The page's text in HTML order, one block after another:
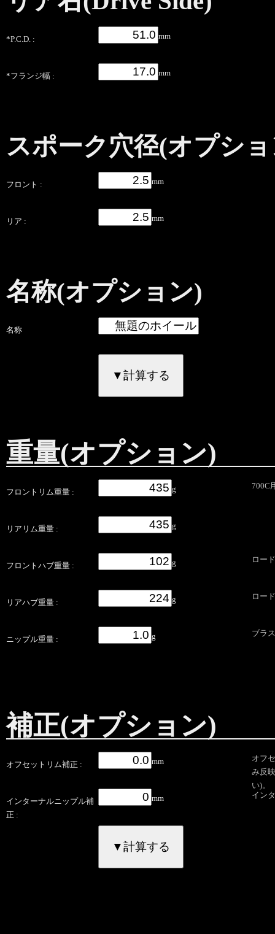
*P.C.D. : mm
*フランジ幅 : mm
スポーク穴径(オプシ
フロント : mm
リア : mm
名称(オプション)
名称
重量(オプション)
フロントリム重量 : g 700C
リアリム重量 : g
フロントハブ重量 : g ロー
リアハブ重量 : g ロー
ニップル重量 : g ブラ
補正(オプション)
オフセットリム補正 : mm
オフ
み反
い)。
インターナルニップル補
正 :
mm イン